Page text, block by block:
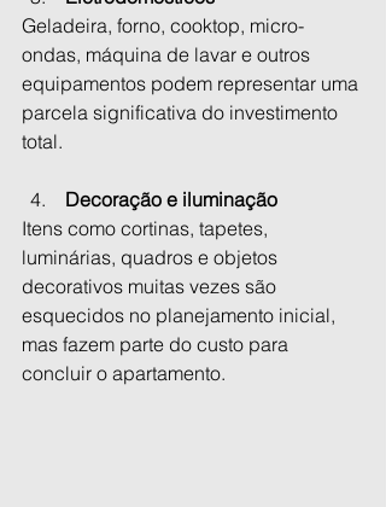
Geladeira, forno, cooktop, micro-
ondas, máquina de lavar e outros
equipamentos podem representar uma
parcela significativa do investimento
total.
Decoração e iluminação
Itens como cortinas, tapetes,
luminárias, quadros e objetos
decorativos muitas vezes são
esquecidos no planejamento inicial,
mas fazem parte do custo para
concluir o apartamento.